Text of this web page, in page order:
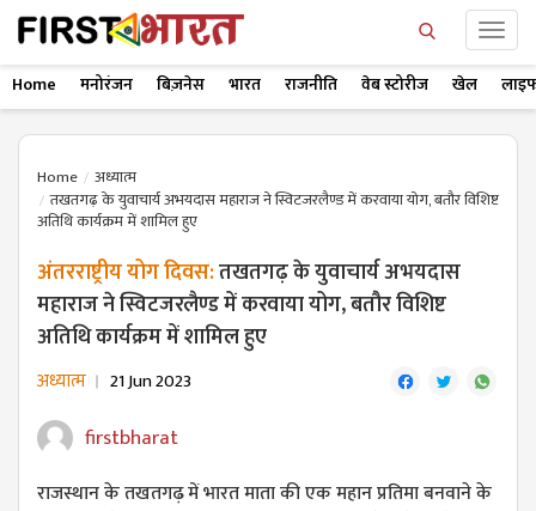
Home मनोरंजन बिज़नेस भारत राजनीति वेब स्टोरीज खेल
Home
अध्यात्म
तखतगढ़ के युवाचार्य अभयदास महाराज ने स्विटजरलैण्ड में करवाया योग, बतौर विशिष्ट
अतिथि कार्यक्रम में शामिल हुए
अंतरराष्ट्रीय योग दिवस:तखतगढ़ के युवाचार्य अभयदास
महाराज ने स्विटजरलैण्ड में करवाया योग, बतौर विशिष्ट
अतिथि कार्यक्रम में शामिल हुए
अध्यात्म 21 Jun 2023
firstbharat
राजस्थान के तखतगढ़ में भारत माता की एक महान प्रतिमा बनवाने के